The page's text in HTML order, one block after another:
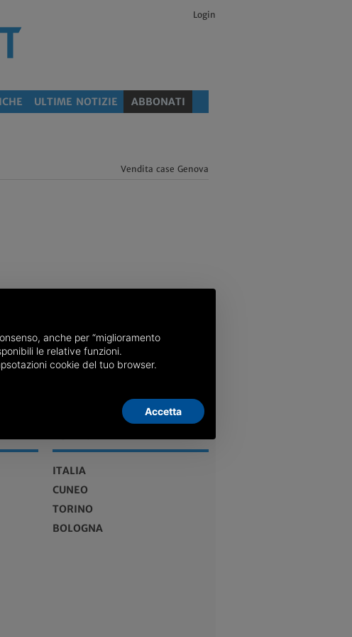
Login
ULTIME NOTIZIE ABBONATI
Vendita case Genova
ITALIA
CUNEO
TORINO
BOLOGNA
anche per “miglioramento
le relative funzioni.
cookie del tuo browser.
Accetta